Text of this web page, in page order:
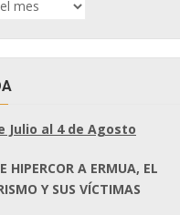
Julio al 4 de Agosto
HIPERCOR A ERMUA, EL
Y SUS VÍCTIMAS